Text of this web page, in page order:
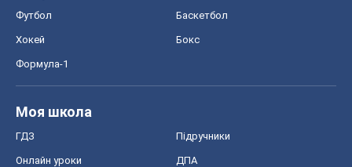
Футбол Баскетбол
Хокей Бокс
Формула-1
Моя школа
ГДЗ Підручники
Онлайн уроки ДПА